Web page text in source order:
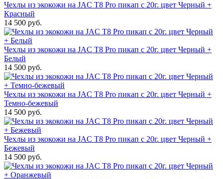
Чехлы из экокожи на JAC T8 Pro пикап с 20г. цвет Черный +
Красный
14 500 руб.
Чехлы из экокожи на JAC T8 Pro пикап с 20г. цвет Черный +
Белый
14 500 руб.
Чехлы из экокожи на JAC T8 Pro пикап с 20г. цвет Черный +
Темно-бежевый
14 500 руб.
Чехлы из экокожи на JAC T8 Pro пикап с 20г. цвет Черный +
Бежевый
14 500 руб.